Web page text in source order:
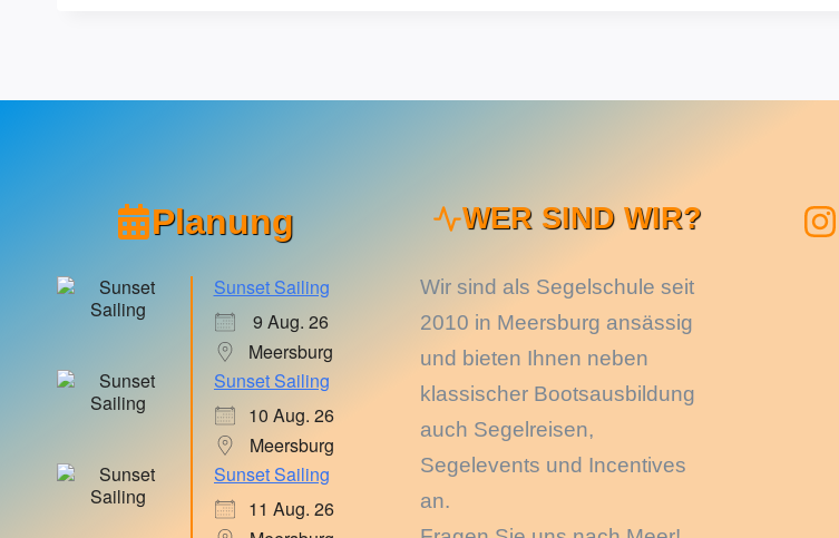
Planung
Sunset Sailing
9 Aug. 26
Meersburg
Sunset Sailing
10 Aug. 26
Meersburg
Sunset Sailing
11 Aug. 26
WER SIND WIR?
Wir sind als Segelschule seit
2010 in Meersburg ansässig
und bieten Ihnen neben
klassischer Bootsausbildung
auch Segelreisen,
Segelevents und Incentives
an.